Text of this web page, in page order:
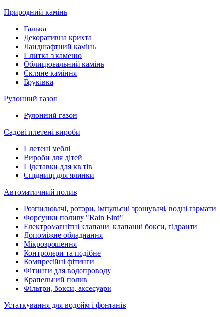
Природний камінь
Галька
Декоративна крихта
Ландшафтний камінь
Плитка з каменю
Облицювальний камінь
Скляне каміння
Бруківка
Рулонний газон
Рулонний газон
Садові плетені вироби
Плетені меблі
Вироби для дітей
Підставки для квітів
Спідниці для ялинки
Автоматичний полив
Розпилювачі, ротори, імпульсні зрошувачі, водні гармати
Форсунки поливу "Rain Bird"
Електромагнітні клапани, клапанні бокси, гідранти
Допоміжне обладнання
Мікрозрошення
Контролери та подібне
Компресійні фітинги
Фітинги для водопроводу
Крапельний полив
Фільтри, бокси, аксесуари
Устаткування для водойм і фонтанів